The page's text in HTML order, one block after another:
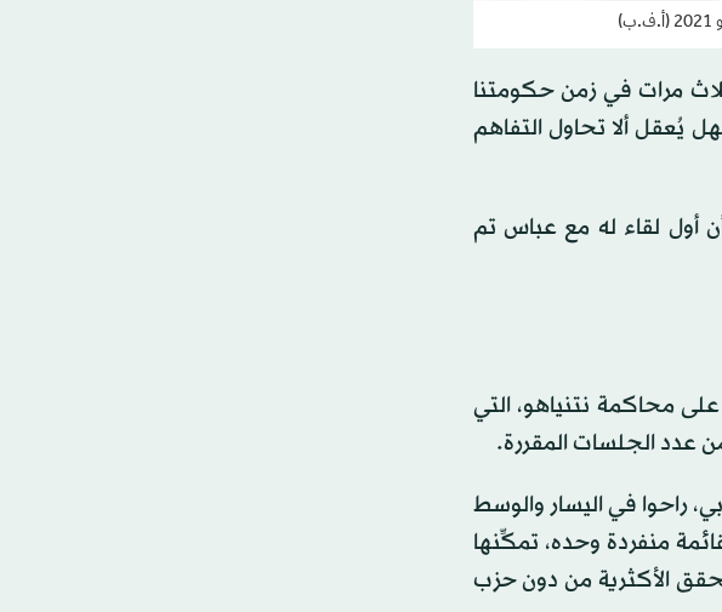
مرات في زمن حكومتنا
يُعقل ألا تحاول التفاهم
أول لقاء له مع عباس تم
محاكمة نتنياهو، التي
في اليسار والوسط
منفردة وحده، تمكِّنها
ولن يحقق الأكثرية من دون حزب